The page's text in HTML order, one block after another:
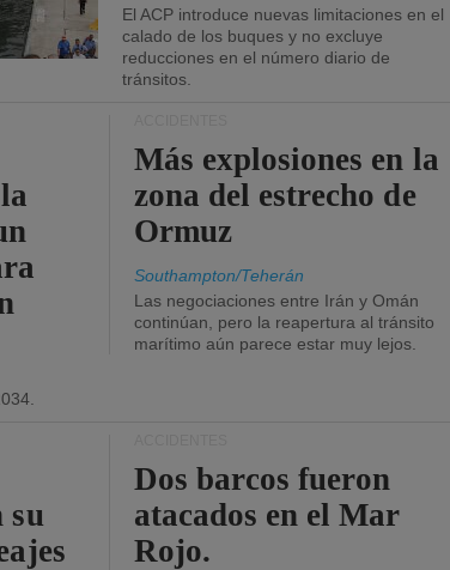
El ACP introduce nuevas limitaciones en el
calado de los buques y no excluye
reducciones en el número diario de
tránsitos.
Más explosiones en la
zona del estrecho de
Ormuz
Southampton/Teherán
Las negociaciones entre Irán y Omán
continúan, pero la reapertura al tránsito
marítimo aún parece estar muy lejos.
su
Dos barcos fueron
atacados en el Mar
Rojo.